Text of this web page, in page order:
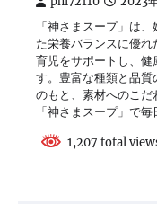
「神さまスープ」は
た栄養バランスに優
育児をサポートし、健
す。豊富な種類と品
のもと、素材へのこだ
「神さまスープ」で
1,207 total